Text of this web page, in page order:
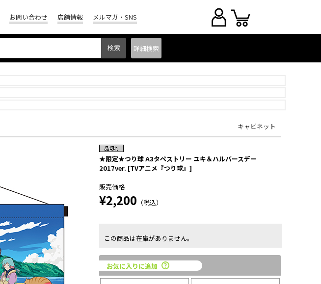
お問い合わせ 店舗情報 メルマガ・SNS
詳細検索
キャビネット
★限定★つり球 A3タペストリー ユキ＆ハルバースデー
2017ver. [TVアニメ『つり球』]
販売価格
¥2,200 （税込）
この商品は在庫がありません。
お気に入りに追加